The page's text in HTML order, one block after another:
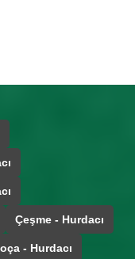
Çeşme - Hurdacı
- Hurdacı